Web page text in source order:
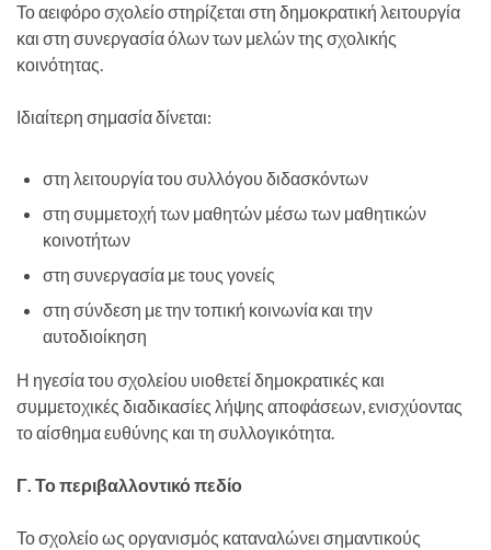
Το αειφόρο σχολείο στηρίζεται στη δημοκρατική λειτουργία
και στη συνεργασία όλων των μελών της σχολικής
κοινότητας.
Ιδιαίτερη σημασία δίνεται:
στη λειτουργία του συλλόγου διδασκόντων
στη συμμετοχή των μαθητών μέσω των μαθητικών
κοινοτήτων
στη συνεργασία με τους γονείς
στη σύνδεση με την τοπική κοινωνία και την
αυτοδιοίκηση
Η ηγεσία του σχολείου υιοθετεί δημοκρατικές και
συμμετοχικές διαδικασίες λήψης αποφάσεων, ενισχύοντας
το αίσθημα ευθύνης και τη συλλογικότητα.
Γ. Το περιβαλλοντικό πεδίο
Το σχολείο ως οργανισμός καταναλώνει σημαντικούς